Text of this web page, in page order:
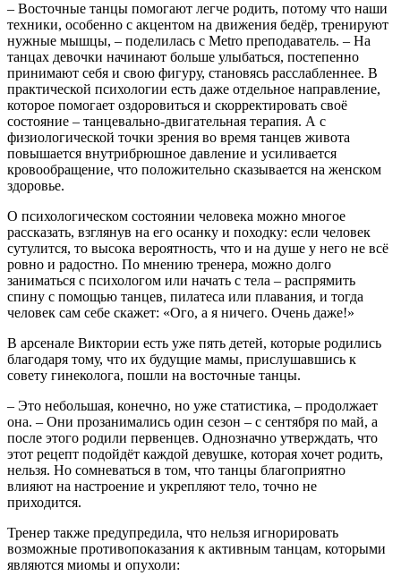
– Восточные танцы помогают легче родить, потому что наши
техники, особенно с акцентом на движения бедёр, тренируют
нужные мышцы, – поделилась с Metro преподаватель. – На
танцах девочки начинают больше улыбаться, постепенно
принимают себя и свою фигуру, становясь расслабленнее. В
практической психологии есть даже отдельное направление,
которое помогает оздоровиться и скорректировать своё
состояние – танцевально-двигательная терапия. А с
физиологической точки зрения во время танцев живота
повышается внутрибрюшное давление и усиливается
кровообращение, что положительно сказывается на женском
здоровье.
О психологическом состоянии человека можно многое
рассказать, взглянув на его осанку и походку: если человек
сутулится, то высока вероятность, что и на душе у него не всё
ровно и радостно. По мнению тренера, можно долго
заниматься с психологом или начать с тела – распрямить
спину с помощью танцев, пилатеса или плавания, и тогда
человек сам себе скажет: «Ого, а я ничего. Очень даже!»
В арсенале Виктории есть уже пять детей, которые родились
благодаря тому, что их будущие мамы, прислушавшись к
совету гинеколога, пошли на восточные танцы.
– Это небольшая, конечно, но уже статистика, – продолжает
она. – Они прозанимались один сезон – с сентября по май, а
после этого родили первенцев. Однозначно утверждать, что
этот рецепт подойдёт каждой девушке, которая хочет родить,
нельзя. Но сомневаться в том, что танцы благоприятно
влияют на настроение и укрепляют тело, точно не
приходится.
Тренер также предупредила, что нельзя игнорировать
возможные противопоказания к активным танцам, которыми
являются миомы и опухоли: